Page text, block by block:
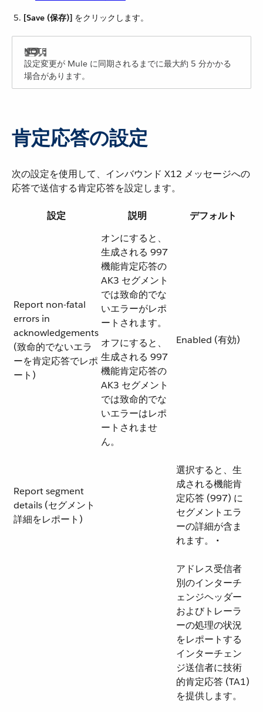
[Save (保存)] ​ をクリックします。
設定変更が Mule に同期されるまでに最大約 5 分かかる
場合があります。
肯定応答の設定
次の設定を使用して、インバウンド X12 メッセージへの
応答で送信する肯定応答を設定します。
設定 説明 デフォルト
Report non-fatal
errors in
acknowledgements
(致命的でないエラ
ーを肯定応答でレポ
ート)
オンにすると、
生成される 997
機能肯定応答の
AK3 セグメント
では致命的でな
いエラーがレポ
ートされます。
オフにすると、
生成される 997
機能肯定応答の
AK3 セグメント
では致命的でな
いエラーはレポ
ートされませ
ん。
Enabled (有効)
Report segment
details (セグメント
詳細をレポート)
選択すると、生
成される機能肯
定応答 (997) に
セグメントエラ
ーの詳細が含ま
れます。 •
アドレス受信者
別のインターチ
ェンジヘッダー
およびトレーラ
ーの処理の状況
をレポートする
インターチェン
ジ送信者に技術
的肯定応答 (TA1)
を提供します。